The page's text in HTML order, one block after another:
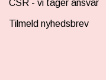
CSR - vi tager ansvar
Tilmeld nyhedsbrev